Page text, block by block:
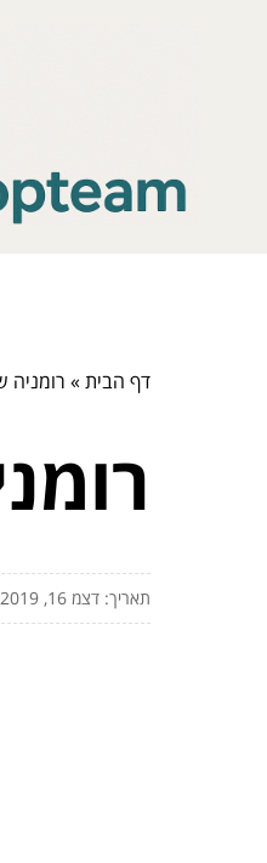
דף הבית»
תאריך: דצמ 16, 2019